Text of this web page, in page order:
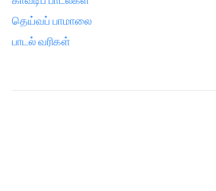
தெய்வப் பாமாலை
பாடல் வரிகள்